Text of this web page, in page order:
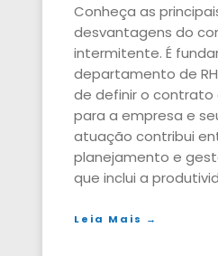
Conheça as
desvantagens do
intermitente. É
departamento de
de definir o
para a empresa e
atuação contribui
planejamento e
que inclui a
Leia Mais →